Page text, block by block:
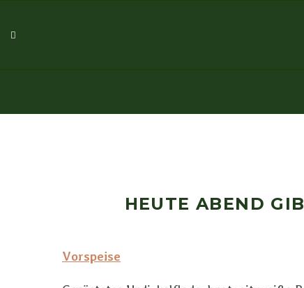
HEUTE ABEND
Vorspeise